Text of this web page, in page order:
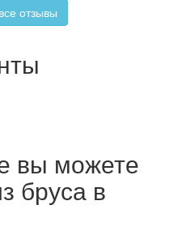
отзывы
вы можете
бруса в